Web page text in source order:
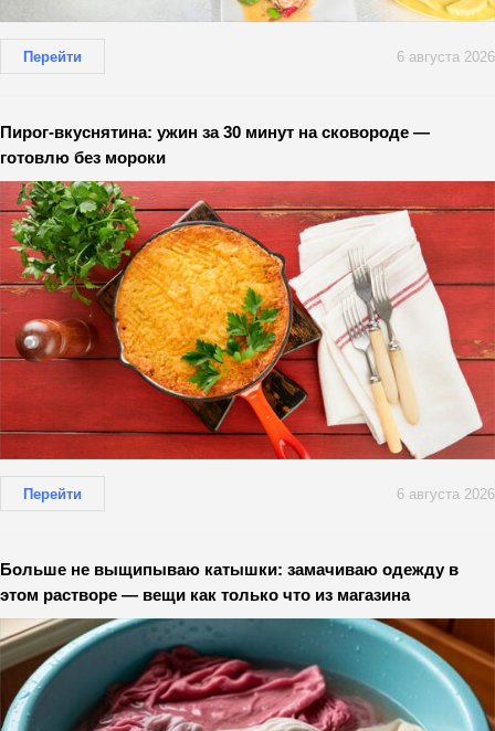
Перейти 6 августа 2026
Пирог-вкуснятина: ужин за 30 минут на сковороде —
готовлю без мороки
Перейти 6 августа 2026
Больше не выщипываю катышки: замачиваю одежду в
этом растворе — вещи как только что из магазина